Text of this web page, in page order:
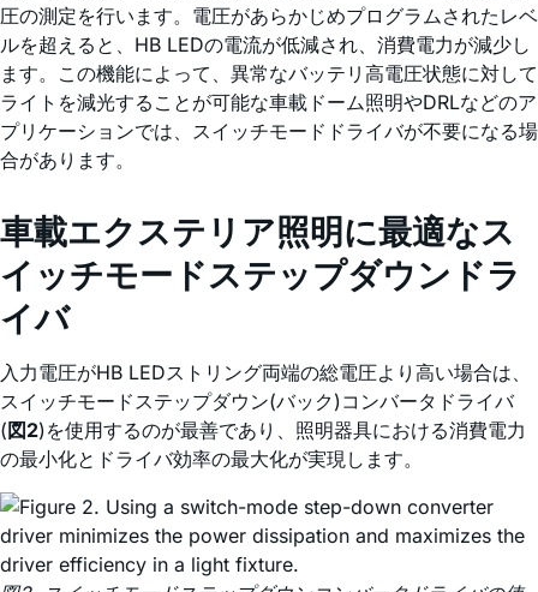
圧の測定を行います。電圧があらかじめプログラムされたレベ
ルを超えると、HB LEDの電流が低減され、消費電力が減少し
ます。この機能によって、異常なバッテリ高電圧状態に対して
ライトを減光することが可能な車載ドーム照明やDRLなどのア
プリケーションでは、スイッチモードドライバが不要になる場
合があります。
車載エクステリア照明に最適なス
イッチモードステップダウンドラ
イバ
入力電圧がHB LEDストリング両端の総電圧より高い場合は、
スイッチモードステップダウン(バック)コンバータドライバ
( 図2)を使用するのが最善であり、照明器具における消費電力
の最小化とドライバ効率の最大化が実現します。